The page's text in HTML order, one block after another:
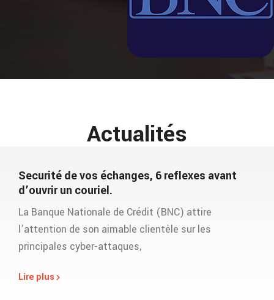
Actualités
Securité de vos échanges, 6 reflexes avant
d’ouvrir un couriel.
La Banque Nationale de Crédit (BNC) attire
l’attention de son aimable clientèle sur les
principales cyber-attaques,
Lire plus